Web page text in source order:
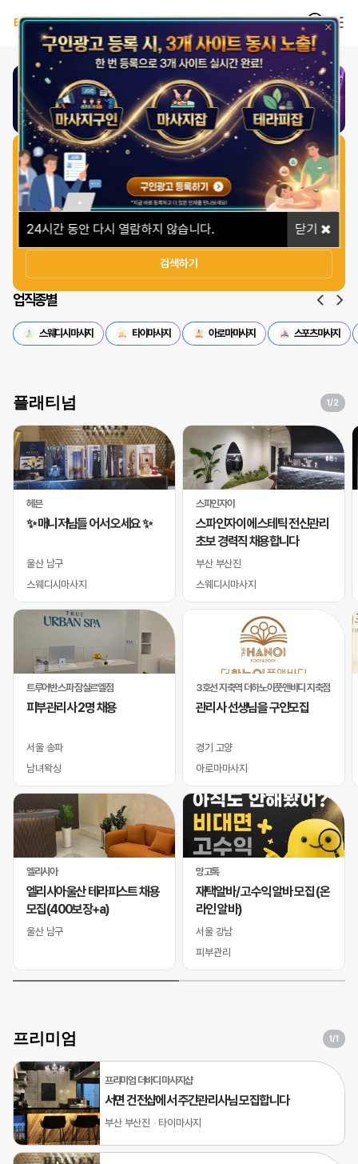
24시간 동안 다시 열람하지 않습니다. 닫기
1
일자리 빠르게 찾기
상세옵션
검색하기
업직종별
스웨디시마사지 타이마사지 아로마마사지 스포츠마사지
플래티넘 1/2
헤븐
✨ 매니저님들 어서 오세요 ✨
울산 남구
스웨디시마사지
트루어반스파 잠실르엘점
피부관리사 2명 채용
서울 송파
남녀왁싱
엘리시아
엘리시아울산 테라피스트 채용
모집(400보장+a)
울산 남구
스파인자이
스파인자이 에스테틱 전신관리
초보 경력직 채용합니다
부산 부산진
스웨디시마사지
3호선 지축역 더하노이풋앤바디 지축점
관리사 선생님을 구인모집
경기 고양
아로마마사지
망고톡
재택알바/ 고수익 알바 모집 (온
라인 알바)
서울 강남
피부관리
프리미엄 1/1
프리미엄 더바디 마사지샵
서면 건전샵에서 주간관리사님 모집합니다
부산 부산진 타이마사지